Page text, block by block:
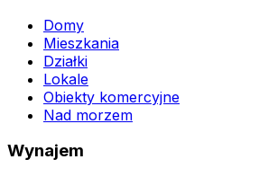
Domy
Mieszkania
Działki
Lokale
Obiekty komercyjne
Nad morzem
Wynajem